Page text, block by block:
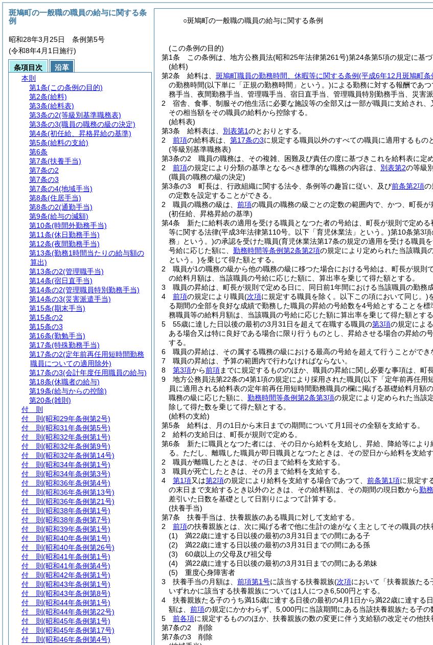
○斑鳩町の一般職の職員の給与に関する条例
(この条例の目的)
第1条
この条例は、地方公務員法(昭和25年法律第261号)第24条第5項の規定に基
(給料)
第2条
給料は、 斑鳩町職員の勤務時間、休暇等に関する条例(平成6年12月斑鳩町
の勤務時間(以下単に「正規の勤務時間」という。)による勤務に対する報酬であ
務手当、夜間勤務手当、管理職手当、宿日直手当、管理職員特別勤務手当、災害
2
宿舎、食事、制服その他生活に必要な施設等の全部又は一部が職員に支給され
その相当額をその職員の給料から控除する。
(給料表)
第3条
給料表は、 別表第1のとおりとする。
2
前項の給料表は、 第17条の3に規定する職員以外のすべての職員に適用するもの
(等級別基準職務表)
第3条の2
職員の職務は、その複雑、困難及び責任の度に基づきこれを給料表に定
2
前項の規定により分類の基準となるべき標準的な職務の内容は、 別表第2の等級
(職員の職務の級の決定)
第3条の3
町長は、行政組織に関する法令、条例等の趣旨に従い、及び前条第2項の
の定数を設定することができる。
2
職員の職務の級は、 前項の職員の職務の級ごとの定数の範囲内で、かつ、町長
(初任給、昇格昇給の基準)
第4条
新たに給料表の適用を受ける職員となつた者の号給は、町長が規則で定める
等に関する法律(平成3年法律第110号。以下「育児休業法」という。)第10条第3
務」という。)の承認を受けた職員(育児休業法第17条の規定の適用を受ける職員
号給に応じた額に、 勤務時間等条例第2条第2項の規定により定められた当該職員
という。)を乗じて得た額とする。
2
職員が1の職務の級から他の職務の級に移つた場合における号給は、町長が規則
の給料月額は、当該職員の号給に応じた額に、算出率を乗じて得た額とする。
3
職員の昇給は、町長が規則で定める日に、同日前1年間における当該職員の勤務
4
前項の規定により職員(次項に規定する職員を除く。以下この項において同じ。)
る期間の全部を良好な成績で勤務した職員の昇給の号給数を4号給とすることを
務職員等の給料月額は、当該職員の号給に応じた額に算出率を乗じて得た額とする
5
55歳に達した日以後の最初の3月31日を超えて在職する職員の第3項の規定による
ある場合又は特に良好である場合に限り行うものとし、昇給させる場合の昇給の
する。
6
職員の昇給は、その属する職務の級における最高の号給を超えて行うことができ
7
職員の昇給は、予算の範囲内で行わなければならない。
8
第3項から前項までに規定するもののほか、職員の昇給に関し必要な事項は、町
9
地方公務員法第22条の4第1項の規定により採用された職員(以下「定年前再任用
員に適用される給料表の定年前再任用短時間勤務職員の欄に掲げる基礎給料月額の
職務の級に応じた額に、 勤務時間等条例第2条第3項の規定により定められた当該
除して得た数を乗じて得た額とする。
(給料の支給)
第5条
給料は、月の1日から末日までの期間について月1回その全額を支給する。
2
給料の支給日は、町長が規則で定める。
第6条
新たに職員となつた者には、その日から給料を支給し、昇給、降給等によ
る。 ただし、離職した職員が即日職員となつたときは、その翌日から給料を支給す
2
職員が離職したときは、その日まで給料を支給する。
3
職員が死亡したときは、その月まで給料を支給する。
4
第1項又は第2項の規定により給料を支給する場合であつて、 前条第1項に規定す
の末日まで支給するとき以外のときは、その給料額は、その期間の現日数から勤
差引いた日数を基礎として日割りによつて計算する。
(扶養手当)
第7条
扶養手当は、扶養親族のある職員に対して支給する。
2
前項の扶養親族とは、次に掲げる者で他に生計の途がなく主としてその職員の扶
(1)
満22歳に達する日以後の最初の3月31日までの間にある子
(2)
満22歳に達する日以後の最初の3月31日までの間にある孫
(3)
60歳以上の父母及び祖父母
(4)
満22歳に達する日以後の最初の3月31日までの間にある弟妹
(5)
重度心身障害者
3
扶養手当の月額は、 前項第1号に該当する扶養親族(次項において「扶養親族たる
いずれかに該当する扶養親族については1人につき6,500円とする。
4
扶養親族たる子のうち満15歳に達する日後の最初の4月1日から満22歳に達する
額は、 前項の規定にかかわらず、5,000円に当該期間にある当該扶養親族たる子の
5
前各項に規定するもののほか、扶養親族の数の変更に伴う支給額の改定その他
第7条の2
削除
第7条の3
削除
斑鳩町の一般職の職員の給与に関する条
例
昭和28年3月25日 条例第5号
(令和8年4月1日施行)
条項目次
沿革
本則
第1条(この条例の目的)
第2条(給料)
第3条(給料表)
第3条の2(等級別基準職務表)
第3条の3(職員の職務の級の決定)
第4条(初任給、昇格昇給の基準)
第5条(給料の支給)
第6条
第7条(扶養手当)
第7条の2
第7条の3
第7条の4(地域手当)
第8条(住居手当)
第8条の2(通勤手当)
第9条(給与の減額)
第10条(時間外勤務手当)
第11条(休日勤務手当)
第12条(夜間勤務手当)
第13条(勤務1時間当たりの給与額の
算出)
第13条の2(管理職手当)
第14条(宿日直手当)
第14条の2(管理職員特別勤務手当)
第14条の3(災害派遣手当)
第15条(期末手当)
第15条の2
第15条の3
第16条(勤勉手当)
第17条(特殊勤務手当)
第17条の2(定年前再任用短時間勤務
職員についての適用除外)
第17条の3(会計年度任用職員の給与)
第18条(休職者の給与)
第19条(給与からの控除)
第20条(雑則)
付 則
付 則 (昭和29年条例第2号)
付 則 (昭和31年条例第5号)
付 則 (昭和32年条例第1号)
付 則 (昭和32年条例第9号)
付 則 (昭和32年条例第14号)
付 則 (昭和34年条例第1号)
付 則 (昭和34年条例第3号)
付 則 (昭和36年条例第4号)
付 則 (昭和36年条例第13号)
付 則 (昭和36年条例第21号)
付 則 (昭和38年条例第1号)
付 則 (昭和38年条例第7号)
付 則 (昭和39年条例第1号)
付 則 (昭和40年条例第1号)
付 則 (昭和40年条例第26号)
付 則 (昭和41年条例第1号)
付 則 (昭和41年条例第4号)
付 則 (昭和42年条例第1号)
付 則 (昭和43年条例第1号)
付 則 (昭和43年条例第8号)
付 則 (昭和44年条例第1号)
付 則 (昭和44年条例第22号)
付 則 (昭和45年条例第1号)
付 則 (昭和45年条例第17号)
付 則 (昭和46年条例第4号)